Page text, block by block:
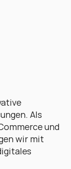
Als
und
wir mit